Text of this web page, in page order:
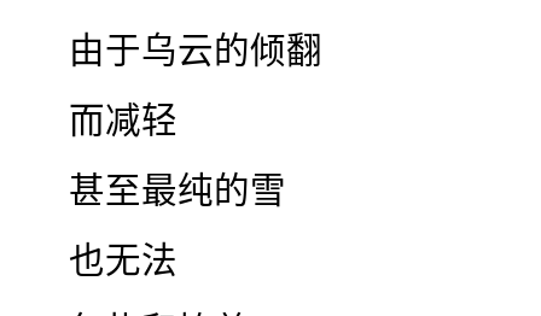
由于乌云的倾翻
而减轻
甚至最纯的雪
也无法